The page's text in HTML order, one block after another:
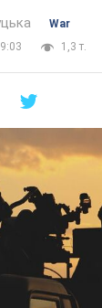
War
1,3 т.